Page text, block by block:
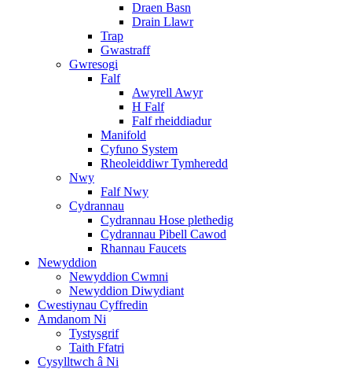
Draen Basn
Drain Llawr
Trap
Gwastraff
Gwresogi
Falf
Awyrell Awyr
H Falf
Falf rheiddiadur
Manifold
Cyfuno System
Rheoleiddiwr Tymheredd
Nwy
Falf Nwy
Cydrannau
Cydrannau Hose plethedig
Cydrannau Pibell Cawod
Rhannau Faucets
Newyddion
Newyddion Cwmni
Newyddion Diwydiant
Cwestiynau Cyffredin
Amdanom Ni
Tystysgrif
Taith Ffatri
Cysylltwch â Ni